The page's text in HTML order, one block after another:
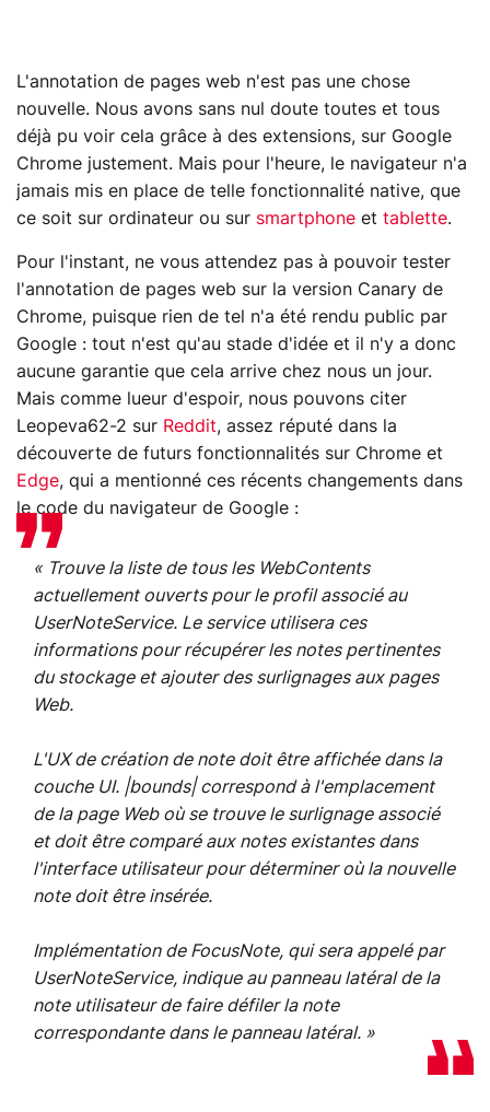
L'annotation de pages web n'est pas une chose
nouvelle. Nous avons sans nul doute toutes et tous
déjà pu voir cela grâce à des extensions, sur Google
Chrome justement. Mais pour l'heure, le navigateur n'a
jamais mis en place de telle fonctionnalité native, que
ce soit sur ordinateur ou sur smartphone et tablette.
Pour l'instant, ne vous attendez pas à pouvoir tester
l'annotation de pages web sur la version Canary de
Chrome, puisque rien de tel n'a été rendu public par
Google : tout n'est qu'au stade d'idée et il n'y a donc
aucune garantie que cela arrive chez nous un jour.
Mais comme lueur d'espoir, nous pouvons citer
Leopeva62-2 sur Reddit, assez réputé dans la
découverte de futurs fonctionnalités sur Chrome et
Edge, qui a mentionné ces récents changements dans
le code du navigateur de Google :
« Trouve la liste de tous les WebContents
actuellement ouverts pour le profil associé au
UserNoteService. Le service utilisera ces
informations pour récupérer les notes pertinentes
du stockage et ajouter des surlignages aux pages
Web.
L'UX de création de note doit être affichée dans la
couche UI. |bounds| correspond à l'emplacement
de la page Web où se trouve le surlignage associé
et doit être comparé aux notes existantes dans
l'interface utilisateur pour déterminer où la nouvelle
note doit être insérée.
Implémentation de FocusNote, qui sera appelé par
UserNoteService, indique au panneau latéral de la
note utilisateur de faire défiler la note
correspondante dans le panneau latéral. »